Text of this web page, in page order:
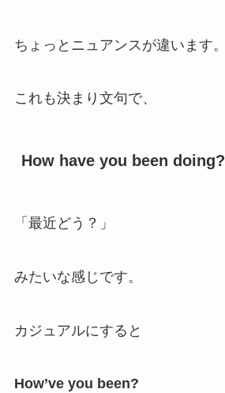
ちょっとニュアンスが違います。
これも決まり文句で、
How have you been doing?
「最近どう？」
みたいな感じです。
カジュアルにすると
How’ve you been?